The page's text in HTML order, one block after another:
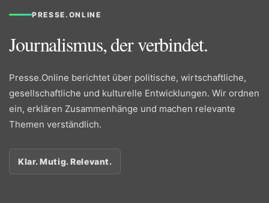
PRESSE.ONLINE
Journalismus, der verbindet.
Presse.Online berichtet über politische, wirtschaftliche,
gesellschaftliche und kulturelle Entwicklungen. Wir ordnen
ein, erklären Zusammenhänge und machen relevante
Themen verständlich.
Klar. Mutig. Relevant.